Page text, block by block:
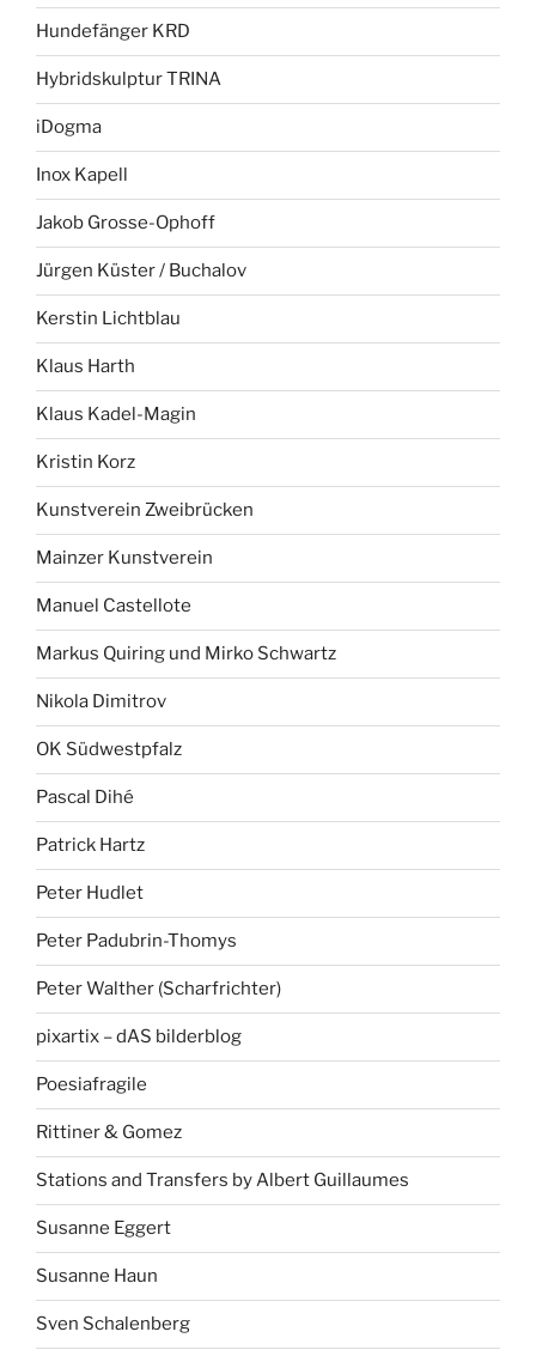
Hundefänger KRD
Hybridskulptur TRINA
iDogma
Inox Kapell
Jakob Grosse-Ophoff
Jürgen Küster / Buchalov
Kerstin Lichtblau
Klaus Harth
Klaus Kadel-Magin
Kristin Korz
Kunstverein Zweibrücken
Mainzer Kunstverein
Manuel Castellote
Markus Quiring und Mirko Schwartz
Nikola Dimitrov
OK Südwestpfalz
Pascal Dihé
Patrick Hartz
Peter Hudlet
Peter Padubrin-Thomys
Peter Walther (Scharfrichter)
pixartix – dAS bilderblog
Poesiafragile
Rittiner & Gomez
Stations and Transfers by Albert Guillaumes
Susanne Eggert
Susanne Haun
Sven Schalenberg